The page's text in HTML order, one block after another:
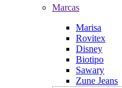
Marcas
Marisa
Rovitex
Disney
Biotipo
Sawary
Zune Jeans